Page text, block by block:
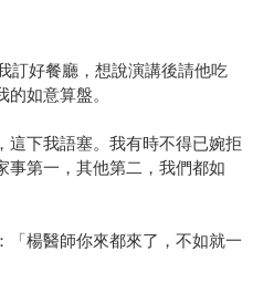
訂好餐廳，想說演講後請他吃
如意算盤。
這下我語塞。我有時不得已婉拒
事第一，其他第二，我們都如
「楊醫師你來都來了，不如就一